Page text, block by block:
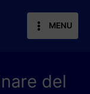
MENU
del